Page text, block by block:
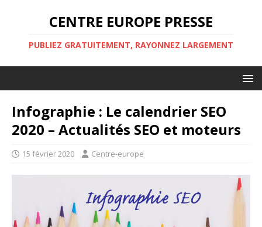
CENTRE EUROPE PRESSE
PUBLIEZ GRATUITEMENT, RAYONNEZ LARGEMENT
Infographie : Le calendrier SEO
2020 – Actualités SEO et moteurs
15 février 2020 Centre-europe